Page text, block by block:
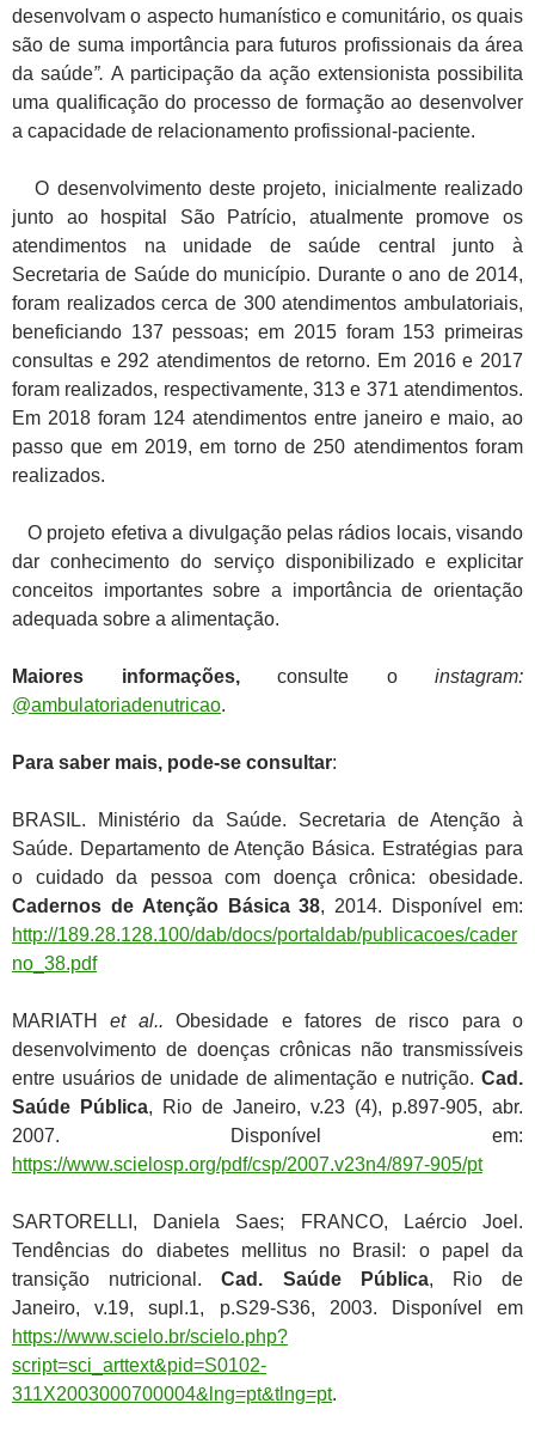
desenvolvam o aspecto humanístico e comunitário, os quais
são de suma importância para futuros profissionais da área
da saúde”. A participação da ação extensionista possibilita
uma qualificação do processo de formação ao desenvolver
a capacidade de relacionamento profissional-paciente.
O desenvolvimento deste projeto, inicialmente realizado
junto ao hospital São Patrício, atualmente promove os
atendimentos na unidade de saúde central junto à
Secretaria de Saúde do município. Durante o ano de 2014,
foram realizados cerca de 300 atendimentos ambulatoriais,
beneficiando 137 pessoas; em 2015 foram 153 primeiras
consultas e 292 atendimentos de retorno. Em 2016 e 2017
foram realizados, respectivamente, 313 e 371 atendimentos.
Em 2018 foram 124 atendimentos entre janeiro e maio, ao
passo que em 2019, em torno de 250 atendimentos foram
realizados.
O projeto efetiva a divulgação pelas rádios locais, visando
dar conhecimento do serviço disponibilizado e explicitar
conceitos importantes sobre a importância de orientação
adequada sobre a alimentação.
Maiores informações,consulte o instagram:
@ambulatoriadenutricao.
Para saber mais, pode-se consultar:
BRASIL. Ministério da Saúde. Secretaria de Atenção à
Saúde. Departamento de Atenção Básica. Estratégias para
o cuidado da pessoa com doença crônica: obesidade.
Cadernos de Atenção Básica 38, 2014. Disponível em:
http://189.28.128.100/dab/docs/portaldab/publicacoes/cader
no_38.pdf
MARIATHet al..Obesidade e fatores de risco para o
desenvolvimento de doenças crônicas não transmissíveis
entre usuários de unidade de alimentação e nutrição. Cad.
Saúde Pública, Rio de Janeiro, v.23 (4), p.897-905, abr.
2007. Disponível em:
https://www.scielosp.org/pdf/csp/2007.v23n4/897-905/pt
SARTORELLI, Daniela Saes; FRANCO, Laércio Joel.
Tendências do diabetes mellitus no Brasil: o papel da
transição nutricional.Cad. Saúde Pública, Rio de
Janeiro, v.19, supl.1, p.S29-S36, 2003. Disponível em
https://www.scielo.br/scielo.php?
script=sci_arttext&pid=S0102-
311X2003000700004&lng=pt&tlng=pt.